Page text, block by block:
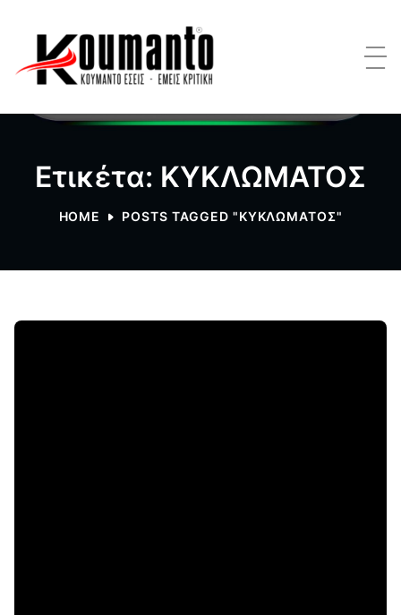
Ετικέτα: ΚΥΚΛΩΜΑΤΟΣ
HOME POSTS TAGGED "ΚΥΚΛΩΜΑΤΟΣ"